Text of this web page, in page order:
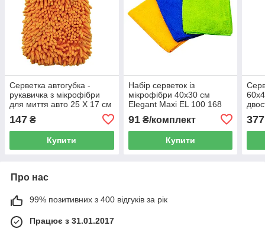
Серветка автогубка -
рукавичка з мікрофібри
для миття авто 25 Х 17 см
Elegant Maxi EL 100 153
147 ₴
Купити
Набір серветок із
мікрофібри 40х30 см
Elegant Maxi EL 100 168
91₴/комплект
Купити
EL
377
Про нас
99% позитивних з 400 відгуків за рік
Працює з 31.01.2017